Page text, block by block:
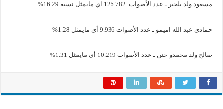
مسعود ولد بلخير ـ عدد الأصوات 126.782 اي مايمثل نسبة 16.29%
حمادي عبد الله اميمو ـ عدد الأصوات 9.936 أي مايمثل 1.28%
صالح ولد محمدو حنن ـ عدد الأصوات 10.219 أي مايمثل 1.31%